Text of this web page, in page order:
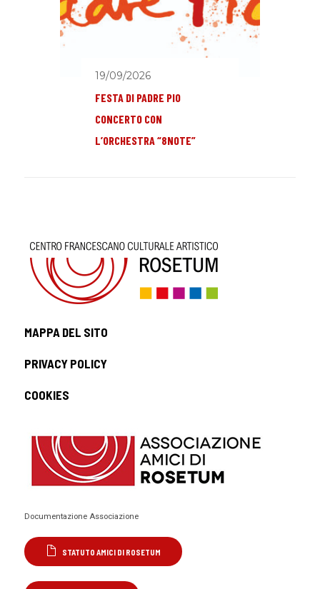
19/09/2026
FESTA DI PADRE PIO
CONCERTO CON
L’ORCHESTRA “8NOTE”
MAPPA DEL SITO
PRIVACY POLICY
COOKIES
Documentazione Associazione
STATUTO AMICI DI ROSETUM